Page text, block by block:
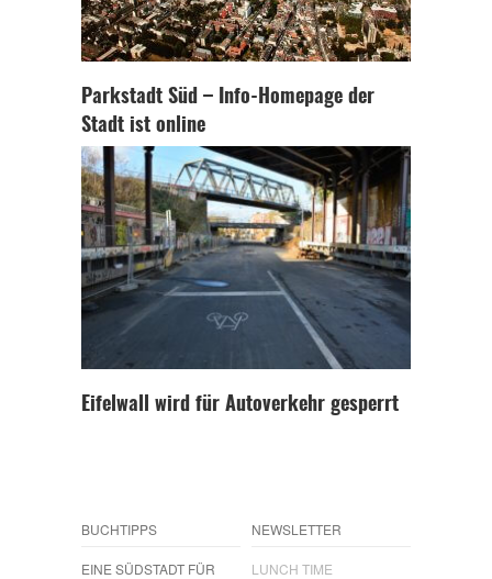
Parkstadt Süd – Info-Homepage der
Stadt ist online
Eifelwall wird für Autoverkehr gesperrt
BUCHTIPPS
EINE SÜDSTADT FÜR
NEWSLETTER
LUNCH TIME